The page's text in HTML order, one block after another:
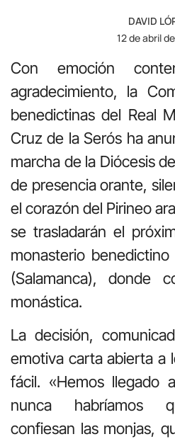
DAVID
12 de abril
Con emoción
agradecimiento, la
benedictinas del Real
Cruz de la Serós ha
marcha de la Diócesis
de presencia orante,
el corazón del Pirineo
se trasladarán el
monasterio
(Salamanca), donde
monástica.
La decisión,
emotiva carta abierta a
fácil. «Hemos llegado
nunca habríamos
confiesan las monjas,